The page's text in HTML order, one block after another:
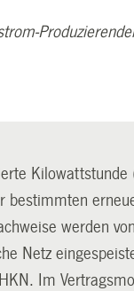
Kilowattstunde
bestimmten
werden
Netz
Im